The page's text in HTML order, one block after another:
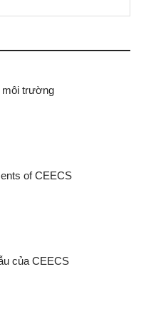
môi trường
of CEECS
của CEECS